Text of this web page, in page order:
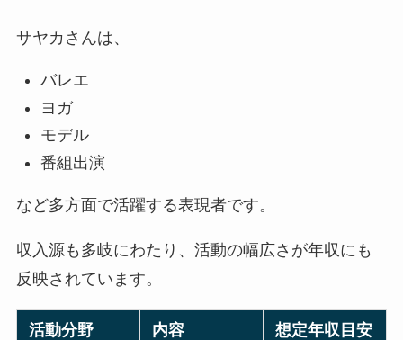
サヤカさんは、
バレエ
ヨガ
モデル
番組出演
など多方面で活躍する表現者です。
収入源も多岐にわたり、活動の幅広さが年収にも
反映されています。
活動分野 内容 想定年収目安